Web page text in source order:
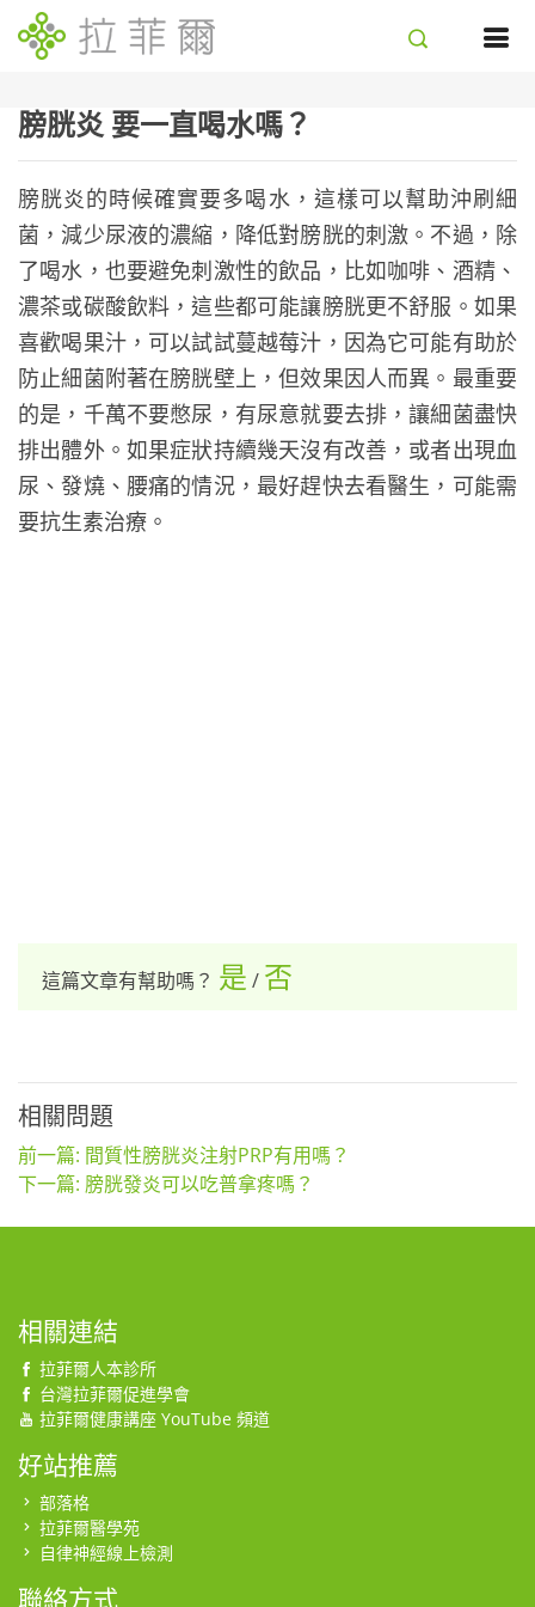
膀胱炎 要一直喝水嗎？
膀胱炎的時候確實要多喝水，這樣可以幫助沖刷細
菌，減少尿液的濃縮，降低對膀胱的刺激。不過，除
了喝水，也要避免刺激性的飲品，比如咖啡、酒精、
濃茶或碳酸飲料，這些都可能讓膀胱更不舒服。如果
喜歡喝果汁，可以試試蔓越莓汁，因為它可能有助於
防止細菌附著在膀胱壁上，但效果因人而異。最重要
的是，千萬不要憋尿，有尿意就要去排，讓細菌盡快
排出體外。如果症狀持續幾天沒有改善，或者出現血
尿、發燒、腰痛的情況，最好趕快去看醫生，可能需
要抗生素治療。
這篇文章有幫助嗎？ 是 / 否
相關問題
前一篇: 間質性膀胱炎注射PRP有用嗎？
下一篇: 膀胱發炎可以吃普拿疼嗎？
相關連結
拉菲爾人本診所
台灣拉菲爾促進學會
拉菲爾健康講座 YouTube 頻道
好站推薦
部落格
拉菲爾醫學苑
自律神經線上檢測
聯絡方式